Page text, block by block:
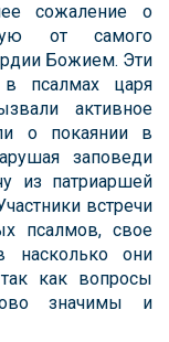
сожаление о
от самого
Божием. Эти
псалмах царя
активное
о покаянии в
заповеди
из патриаршей
встречи
псалмов, свое
насколько они
как вопросы
значимы и